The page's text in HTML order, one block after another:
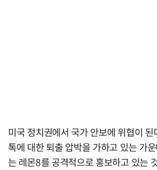
미국 정치권에서 국가 안보에 위협이 된
톡에 대한 퇴출 압박을 가하고 있는 가
는 레몬8를 공격적으로 홍보하고 있는